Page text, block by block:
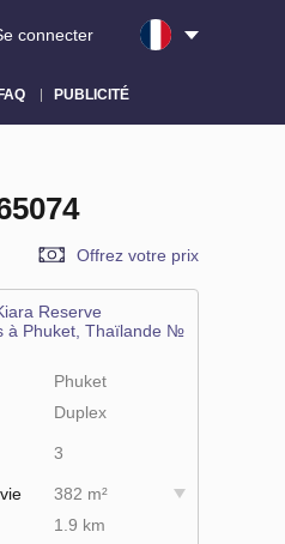
connecter
PUBLICITÉ
Offrez votre prix
Reserve
à Phuket, Thaïlande №
Phuket
Duplex
3
382 m²
1.9 km